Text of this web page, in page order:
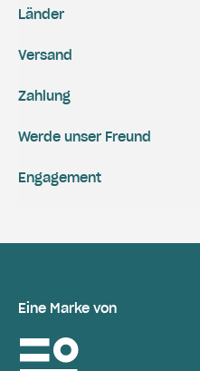
Versand
Zahlung
Engagement
Werde unser Freund
Länder
Eine Marke von